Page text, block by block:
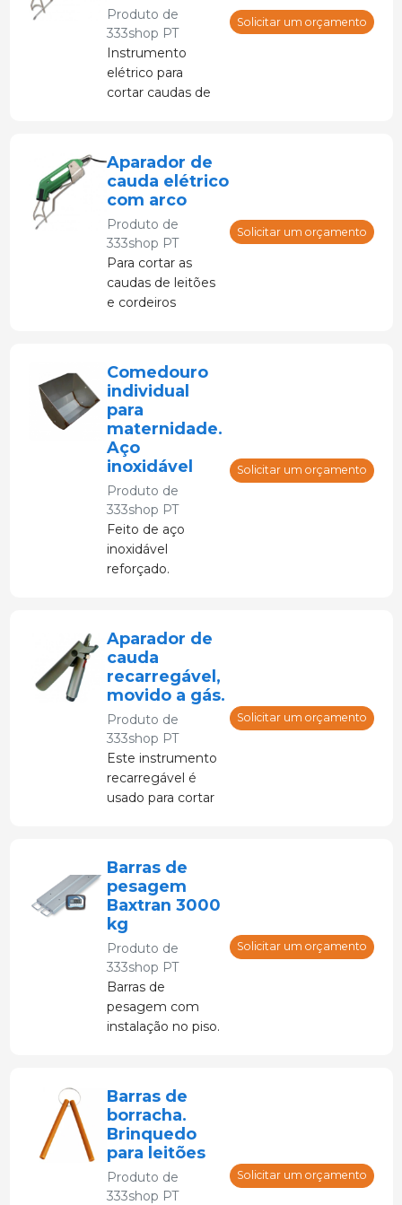
Produto de
333shop PT
Instrumento
elétrico para
cortar caudas de
Solicitar um orçamento
Aparador de
cauda elétrico
com arco
Produto de
333shop PT
Para cortar as
caudas de leitões
e cordeiros
Solicitar um orçamento
Comedouro
individual
para
maternidade.
Aço
inoxidável
Produto de
333shop PT
Feito de aço
inoxidável
reforçado.
Solicitar um orçamento
Aparador de
cauda
recarregável,
movido a gás.
Produto de
333shop PT
Este instrumento
recarregável é
usado para cortar
Solicitar um orçamento
Barras de
pesagem
Baxtran 3000
kg
Produto de
333shop PT
Barras de
pesagem com
instalação no piso.
Solicitar um orçamento
Barras de
borracha.
Brinquedo
para leitões
Produto de
333shop PT
Solicitar um orçamento